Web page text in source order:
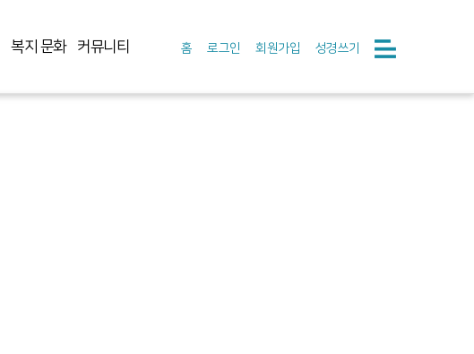
복지 문화 커뮤니티 홈 로그인 회원가입 성경쓰기